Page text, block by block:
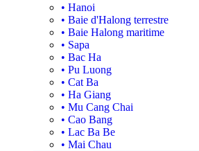
• Hanoi
• Baie d'Halong terrestre
• Baie Halong maritime
• Sapa
• Bac Ha
• Pu Luong
• Cat Ba
• Ha Giang
• Mu Cang Chai
• Cao Bang
• Lac Ba Be
• Mai Chau